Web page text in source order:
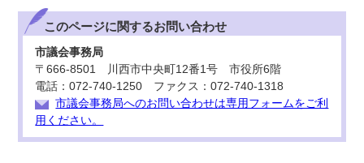
このページに関するお問い合わせ
市議会事務局
〒666-8501 川西市中央町12番1号 市役所6階
電話：072-740-1250 ファクス：072-740-1318
市議会事務局へのお問い合わせは専用フォームをご利
用ください。